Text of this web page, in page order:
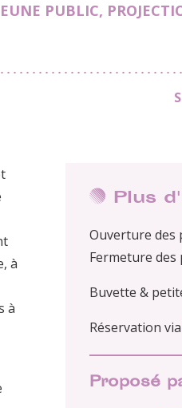
PUBLIC,
Plus
Ouverture des
Fermeture des
Buvette &
Réservation via
Proposé
à
à